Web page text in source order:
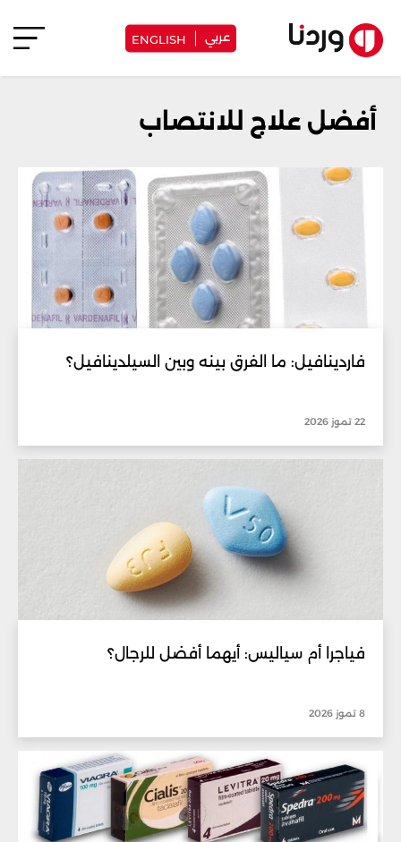
عربي ENGLISH
أفضل علاج للانتصاب
فاردينافيل: ما الفرق بينه وبين السيلدينافيل؟
22 تموز 2026
فياجرا أم سياليس: أيهما أفضل للرجال؟
8 تموز 2026